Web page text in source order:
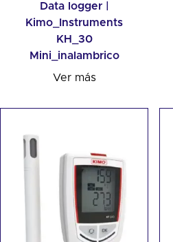
Data logger |
Kimo_Instruments
KH_30
Mini_inalambrico
Ver más